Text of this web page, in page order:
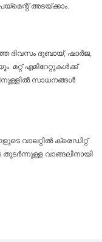
അടയ്ക്കാം.
ദിവസം ദുബായ്, ഷാർജ,
മറ്റ് എമിറേറ്റുകൾക്ക്
സാധനങ്ങൾ
വാലറ്റിൽ ക്രെഡിറ്റ്
തുടർന്നുള്ള വാങ്ങലിനായി